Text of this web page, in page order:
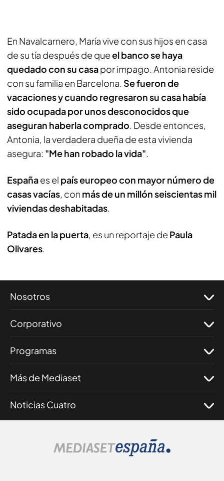
En Navalcarnero, María vive con sus hijos en casa
de su tía después de queel banco se haya
quedado con su casapor impago. Antonia reside
con su familia en Barcelona. Se fueron de
vacaciones y cuando regresaron su casa había
sido ocupada por unos desconocidos que
aseguran haberla comprado. Desde entonces,
Antonia, la verdadera dueña de esta vivienda
asegura: "Me han robado la vida".
Españaes el país europeo con mayor número de
casas vacías, con más de un millón seiscientas mil
viviendas deshabitadas.
Patada en la puerta, es un reportaje de Paula
Olivares.
Nosotros
Corporativo
Programas
Más de Mediaset
Noticias Cuatro